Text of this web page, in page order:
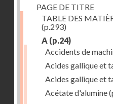
PAGE DE TITRE
TABLE DES
(p.293)
A (p.24)
Accidents de
Acides gallique et
Acides gallique et
Acétate d'alumine